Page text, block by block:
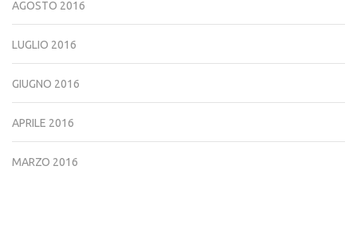
AGOSTO 2016
LUGLIO 2016
GIUGNO 2016
APRILE 2016
MARZO 2016